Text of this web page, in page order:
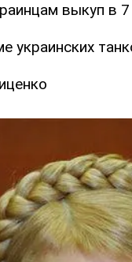
выкуп в 7
украинских